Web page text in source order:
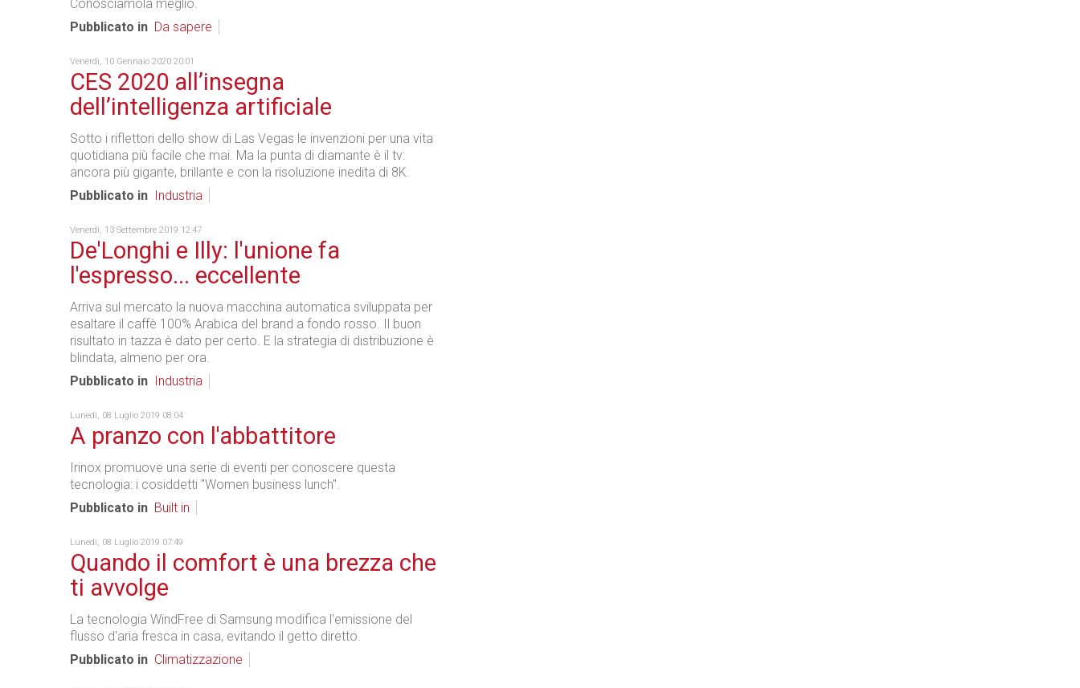
Conosciamola meglio.
Pubblicato in Da sapere
Venerdì, 10 Gennaio 2020 20:01
CES 2020 all’insegna
dell’intelligenza artificiale
Sotto i riflettori dello show di Las Vegas le invenzioni per una vita
quotidiana più facile che mai. Ma la punta di diamante è il tv:
ancora più gigante, brillante e con la risoluzione inedita di 8K.
Pubblicato in
Industria
Venerdì, 13 Settembre 2019 12:47
De'Longhi e Illy: l'unione fa
l'espresso... eccellente
Arriva sul mercato la nuova macchina automatica sviluppata per
esaltare il caffè 100% Arabica del brand a fondo rosso. Il buon
risultato in tazza è dato per certo. E la strategia di distribuzione è
blindata, almeno per ora.
Pubblicato in
Industria
Lunedì, 08 Luglio 2019 08:04
A pranzo con l'abbattitore
Irinox promuove una serie di eventi per conoscere questa
tecnologia: i cosiddetti "Women business lunch".
Pubblicato in Built in
Lunedì, 08 Luglio 2019 07:49
Quando il comfort è una brezza che
ti avvolge
La tecnologia WindFree di Samsung modifica l'emissione del
flusso d'aria fresca in casa, evitando il getto diretto.
Pubblicato in Climatizzazione